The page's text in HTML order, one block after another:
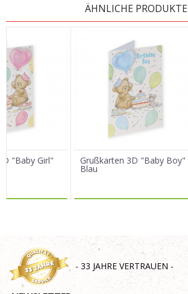
E-Mail
Nachricht
ÄHNLICHE PRODUKTE
"Baby Girl" Grußkarten 3D "Baby Boy"
Blau
- 33 JAHRE VERTRAUEN -